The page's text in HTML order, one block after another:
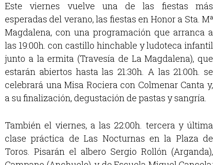
Este viernes vuelve una de las fiestas más
esperadas del verano, las fiestas en Honor a Sta. Mª
Magdalena, con una programación que arranca a
las 19:00h. con castillo hinchable y ludoteca infantil
junto a la ermita (Travesía de La Magdalena), que
estarán abiertos hasta las 21:30h. A las 21:00h. se
celebrará una Misa Rociera con Colmenar Canta y,
a su finalización, degustación de pastas y sangría.
También el viernes, a las 22:00h. tercera y última
clase práctica de Las Nocturnas en la Plaza de
Toros. Pisarán el albero Sergio Rollón (Arganda),